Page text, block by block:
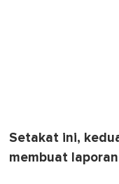
Setakat ini,
membuat